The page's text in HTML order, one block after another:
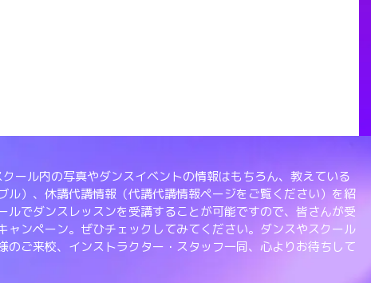
ール内の写真やダンスイベントの情報はもちろん、教えている
）、休講代講情報（代講代講情報ページをご覧ください）を紹
でダンスレッスンを受講することが可能ですので、皆さんが受
ンペーン。ぜひチェックしてみてください。ダンスやスクール
ご来校、インストラクター・スタッフ一同、心よりお待ちして